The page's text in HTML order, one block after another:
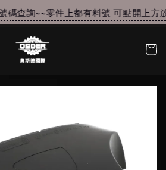
碼查詢~~零件上都有料號 可點開上方